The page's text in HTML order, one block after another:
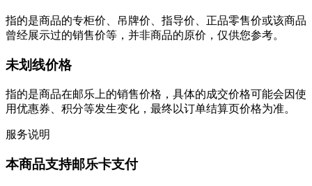
指的是商品的专柜价、吊牌价、指导价、正品零售价或该商品
曾经展示过的销售价等，并非商品的原价，仅供您参考。
未划线价格
指的是商品在邮乐上的销售价格，具体的成交价格可能会因使
用优惠券、积分等发生变化，最终以订单结算页价格为准。
服务说明
本商品支持邮乐卡支付